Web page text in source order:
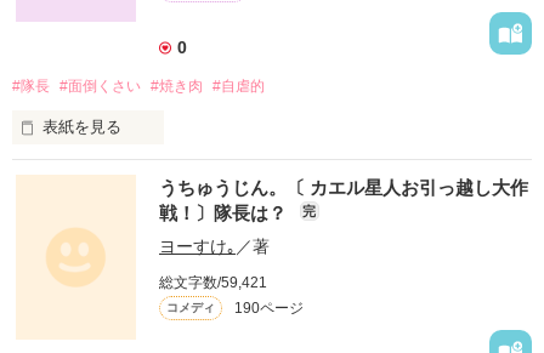
作品を読む
0
#隊長 #面倒くさい #焼き肉 #自虐的
表紙を見る
｢隊長シリーズ｣が始まってからどれ位になったの？
実は、その陰でもう一つ、とてつもない闘いが始まっていた
何時の間にかそれは日本中を静かに巻き込んでゆく
うちゅうじん。〔 カエル星人お引っ越し大作
戦！〕隊長は？
完
ヨーすけ｡ ／著
総文字数/59,421
コメディ 190ページ